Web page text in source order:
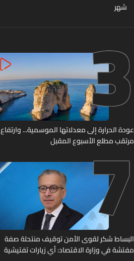
شهر
3
عودة الحرارة إلى معدلاتها الموسمية... وارتفاع
مرتقب مطلع الأسبوع المقبل
7
البساط شكر لقوى الأمن توقيف منتحلة صفة
مفتشة في وزارة الاقتصاد: أي زيارات تفتيشية